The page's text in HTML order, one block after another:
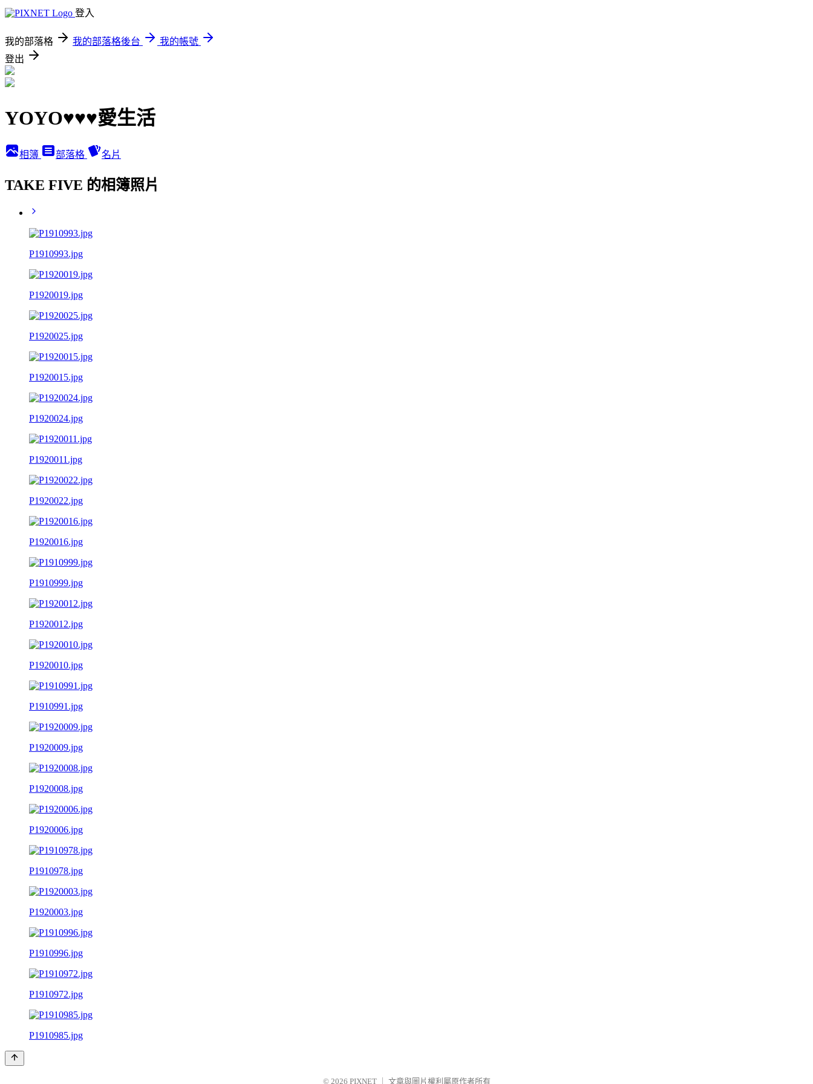
登入
我的部落格 我的部落格後台
我的帳號
登出
YOYO♥♥♥愛生活
相簿 部落格 名片
TAKE FIVE 的相簿照片
P1910993.jpg
P1920019.jpg
P1920025.jpg
P1920015.jpg
P1920024.jpg
P1920011.jpg
P1920022.jpg
P1920016.jpg
P1910999.jpg
P1920012.jpg
P1920010.jpg
P1910991.jpg
P1920009.jpg
P1920008.jpg
P1920006.jpg
P1910978.jpg
P1920003.jpg
P1910996.jpg
P1910972.jpg
P1910985.jpg
© 2026 PIXNET 文章與圖片權利屬原作者所有